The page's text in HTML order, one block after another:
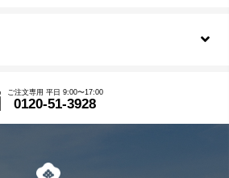
ご注文専用 平日 9:00〜17:00
0120-51-3928